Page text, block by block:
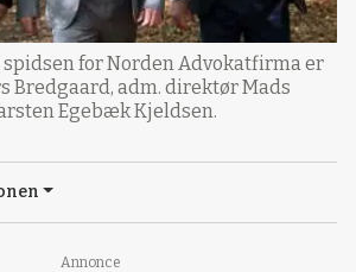
Annonce
spidsen for Norden Advokatfirma er
Bredgaard, adm. direktør Mads
Egebæk Kjeldsen.